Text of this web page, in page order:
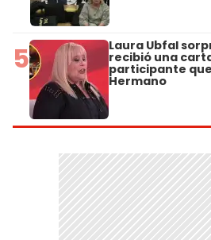
5 Laura Ubfal
recibió una
participante
Hermano